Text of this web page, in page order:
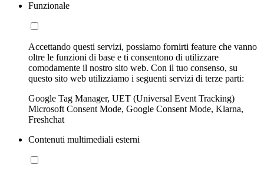
Funzionale
Accettando questi servizi, possiamo fornirti feature che vanno
oltre le funzioni di base e ti consentono di utilizzare
comodamente il nostro sito web. Con il tuo consenso, su
questo sito web utilizziamo i seguenti servizi di terze parti:
Google Tag Manager, UET (Universal Event Tracking)
Microsoft Consent Mode, Google Consent Mode, Klarna,
Freshchat
Contenuti multimediali esterni